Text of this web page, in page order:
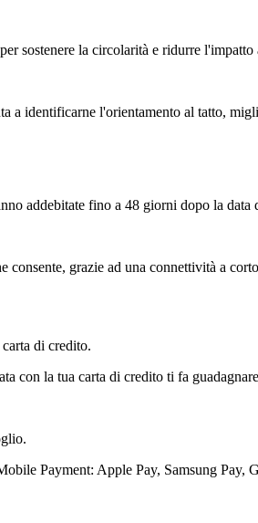
sostenere la circolarità e ridurre l'impatto
a identificarne l'orientamento al tatto,
addebitate fino a 48 giorni dopo la data
consente, grazie ad una connettività a
di credito.
con la tua carta di credito ti fa
Payment: Apple Pay, Samsung Pay,